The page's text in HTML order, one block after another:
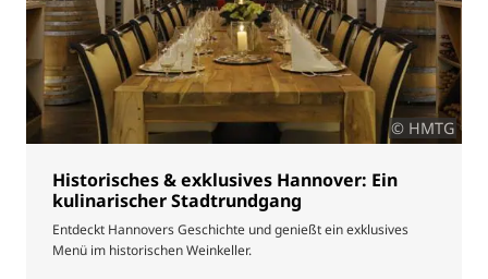
© HMTG
Historisches & exklusives Hannover: Ein
kulinarischer Stadtrundgang
Entdeckt Hannovers Geschichte und genießt ein exklusives
Menü im historischen Weinkeller.